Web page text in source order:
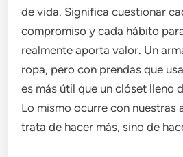
de vida. Significa cuestionar
compromiso y cada hábito
realmente aporta valor. Un
ropa, pero con prendas que
es más útil que un clóset lleno
Lo mismo ocurre con nuestras
trata de hacer más, sino de